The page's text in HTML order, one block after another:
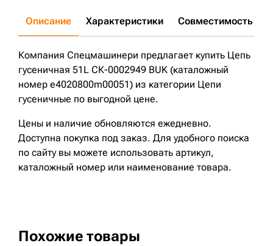
Описание Характеристики Совместимость
Компания Спецмашинери предлагает купить Цепь
гусеничная 51L СК-0002949 BUK (каталожный
номер e4020800m00051) из категории Цепи
гусеничные по выгодной цене.
Цены и наличие обновляются ежедневно.
Доступна покупка под заказ. Для удобного поиска
по сайту вы можете использовать артикул,
каталожный номер или наименование товара.
Похожие товары